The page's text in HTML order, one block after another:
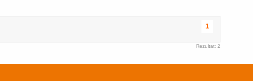
1
Rezultat: 2